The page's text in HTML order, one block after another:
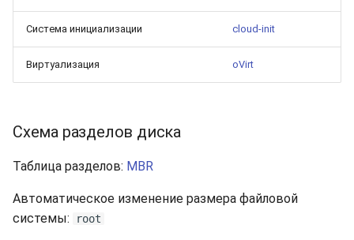
Система инициализации cloud-init
Виртуализация oVirt
Схема разделов диска
Таблица разделов: MBR
Автоматическое изменение размера файловой
системы:
root